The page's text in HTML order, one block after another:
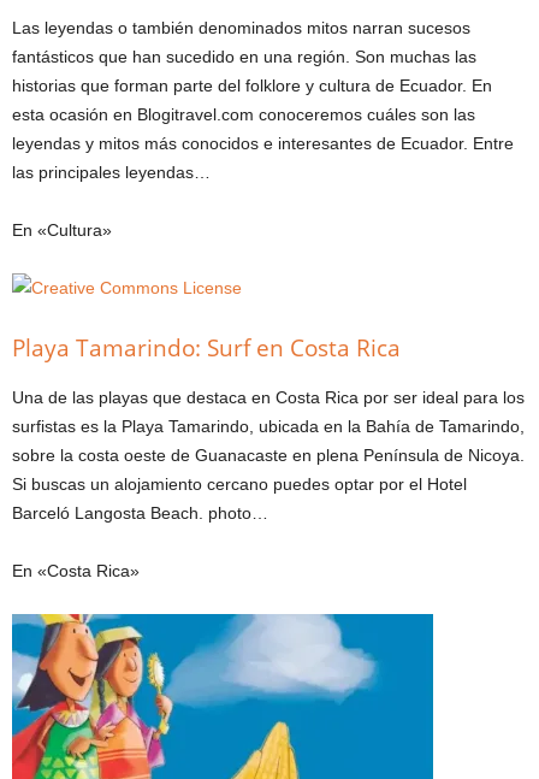
Las leyendas o también denominados mitos narran sucesos
fantásticos que han sucedido en una región. Son muchas las
historias que forman parte del folklore y cultura de Ecuador. En
esta ocasión en Blogitravel.com conoceremos cuáles son las
leyendas y mitos más conocidos e interesantes de Ecuador. Entre
las principales leyendas…
En «Cultura»
Playa Tamarindo: Surf en Costa Rica
Una de las playas que destaca en Costa Rica por ser ideal para los
surfistas es la Playa Tamarindo, ubicada en la Bahía de Tamarindo,
sobre la costa oeste de Guanacaste en plena Península de Nicoya.
Si buscas un alojamiento cercano puedes optar por el Hotel
Barceló Langosta Beach. photo…
En «Costa Rica»